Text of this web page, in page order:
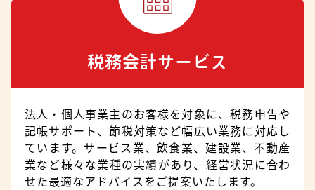
税務会計サービス
法人・個人事業主のお客様を対象に、税務申告や
記帳サポート、節税対策など幅広い業務に対応し
ています。サービス業、飲食業、建設業、不動産
業など様々な業種の実績があり、経営状況に合わ
せた最適なアドバイスをご提案いたします。